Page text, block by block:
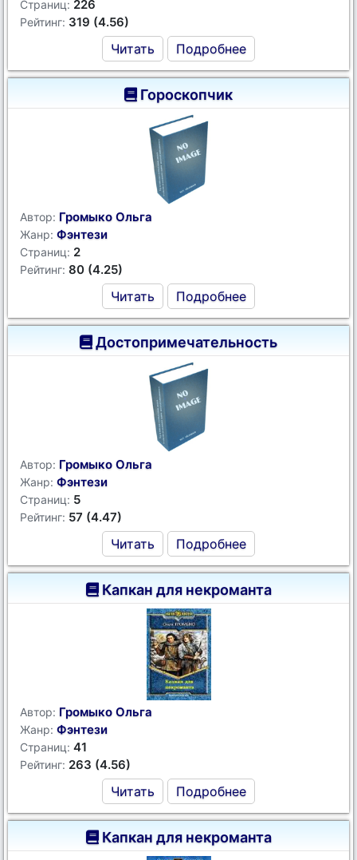
Страниц: 226
Рейтинг: 319 (4.56)
Читать Подробнее
Гороскопчик
Автор: Громыко Ольга
Жанр: Фэнтези
Страниц: 2
Рейтинг: 80 (4.25)
Читать Подробнее
Достопримечательность
Автор: Громыко Ольга
Жанр: Фэнтези
Страниц: 5
Рейтинг: 57 (4.47)
Читать Подробнее
Капкан для некроманта
Автор: Громыко Ольга
Жанр: Фэнтези
Страниц: 41
Рейтинг: 263 (4.56)
Читать Подробнее
Капкан для некроманта